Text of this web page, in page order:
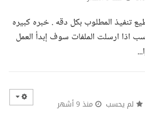
تنفيذ المطلوب بكل دقه . خبره كبيره
اذا ارسلت الملفات سوف إبدأ العمل
لم يحسب منذ 9 أشهر